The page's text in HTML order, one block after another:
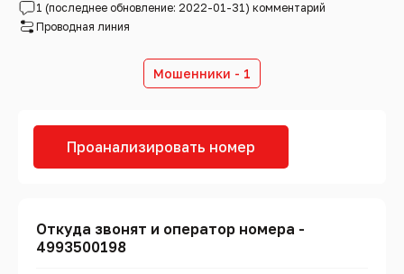
1 (последнее обновление: 2022-01-31) комментарий
Проводная линия
Мошенники - 1
Проанализировать номер
Откуда звонят и оператор номера -
4993500198